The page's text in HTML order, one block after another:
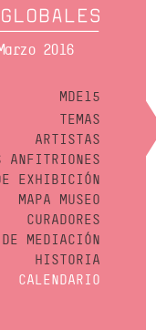
2016
MDE15
TEMAS
ARTISTAS
ANFITRIONES
EXHIBICIÓN
MAPA MUSEO
CURADORES
MEDIACIÓN
HISTORIA
CALENDARIO